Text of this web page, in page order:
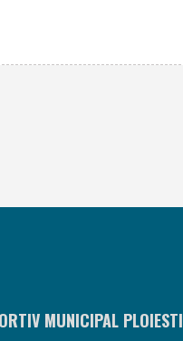
MUNICIPAL PLOIESTI